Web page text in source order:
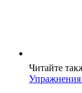
Читайте